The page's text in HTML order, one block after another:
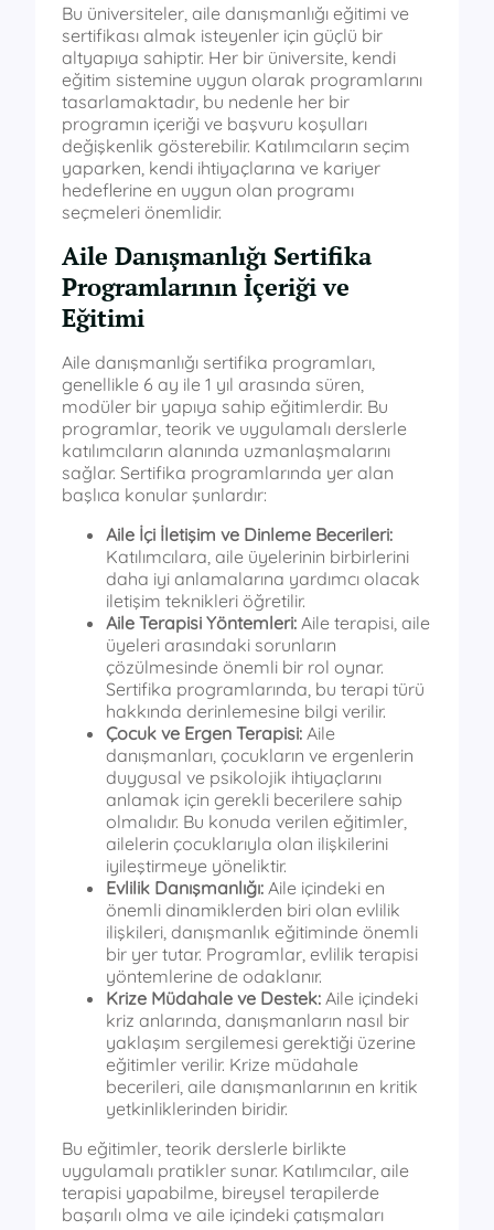
Bu üniversiteler, aile danışmanlığı eğitimi ve
sertifikası almak isteyenler için güçlü bir
altyapıya sahiptir. Her bir üniversite, kendi
eğitim sistemine uygun olarak programlarını
tasarlamaktadır, bu nedenle her bir
programın içeriği ve başvuru koşulları
değişkenlik gösterebilir. Katılımcıların seçim
yaparken, kendi ihtiyaçlarına ve kariyer
hedeflerine en uygun olan programı
seçmeleri önemlidir.
Aile Danışmanlığı Sertifika
Programlarının İçeriği ve
Eğitimi
Aile danışmanlığı sertifika programları,
genellikle 6 ay ile 1 yıl arasında süren,
modüler bir yapıya sahip eğitimlerdir. Bu
programlar, teorik ve uygulamalı derslerle
katılımcıların alanında uzmanlaşmalarını
sağlar. Sertifika programlarında yer alan
başlıca konular şunlardır:
Aile İçi İletişim ve Dinleme Becerileri:
Katılımcılara, aile üyelerinin birbirlerini
daha iyi anlamalarına yardımcı olacak
iletişim teknikleri öğretilir.
Aile Terapisi Yöntemleri: Aile terapisi, aile
üyeleri arasındaki sorunların
çözülmesinde önemli bir rol oynar.
Sertifika programlarında, bu terapi türü
hakkında derinlemesine bilgi verilir.
Çocuk ve Ergen Terapisi: Aile
danışmanları, çocukların ve ergenlerin
duygusal ve psikolojik ihtiyaçlarını
anlamak için gerekli becerilere sahip
olmalıdır. Bu konuda verilen eğitimler,
ailelerin çocuklarıyla olan ilişkilerini
iyileştirmeye yöneliktir.
Evlilik Danışmanlığı: Aile içindeki en
önemli dinamiklerden biri olan evlilik
ilişkileri, danışmanlık eğitiminde önemli
bir yer tutar. Programlar, evlilik terapisi
yöntemlerine de odaklanır.
Krize Müdahale ve Destek: Aile içindeki
kriz anlarında, danışmanların nasıl bir
yaklaşım sergilemesi gerektiği üzerine
eğitimler verilir. Krize müdahale
becerileri, aile danışmanlarının en kritik
yetkinliklerinden biridir.
Bu eğitimler, teorik derslerle birlikte
uygulamalı pratikler sunar. Katılımcılar, aile
terapisi yapabilme, bireysel terapilerde
başarılı olma ve aile içindeki çatışmaları